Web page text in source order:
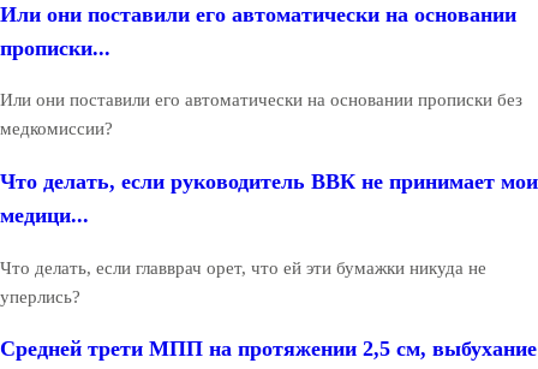
Или они поставили его автоматически на основании
прописки...
Или они поставили его автоматически на основании прописки без
медкомиссии?
Что делать, если руководитель ВВК не принимает мои
медици...
Что делать, если главврач орет, что ей эти бумажки никуда не
уперлись?
Средней трети МПП на протяжении 2,5 см, выбухание